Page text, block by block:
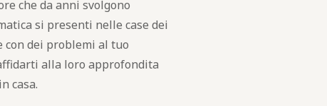
che da anni svolgono
si presenti nelle case dei
con dei problemi al tuo
alla loro approfondita
casa.